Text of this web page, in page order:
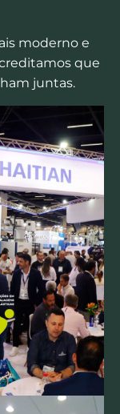
moderno e
que
juntas.